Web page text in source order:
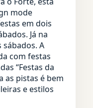
mode
em dois
Já na
sábados. A
com festas
“Festas da
as pistas é bem
e estilos